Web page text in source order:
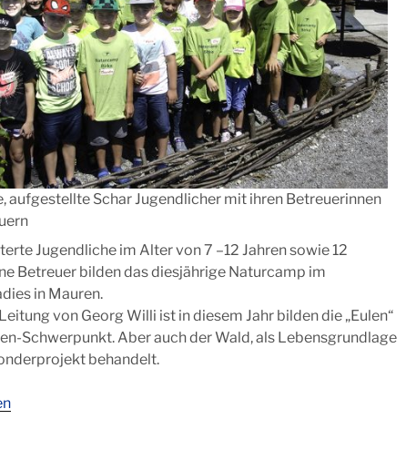
aufgestellte Schar Jugendlicher mit ihren Betreuerinnen
Jugendliche im Alter von 7 –12 Jahren sowie 12
Betreuer bilden das diesjährige Naturcamp im
in Mauren.
von Georg Willi ist in diesem Jahr bilden die „Eulen“
Schwerpunkt. Aber auch der Wald, als Lebensgrundlage
behandelt.